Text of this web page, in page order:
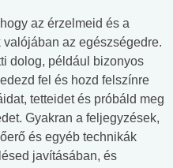
az érzelmeid és a
az egészségedre.
dolog, például bizonyos
fel és hozd felszínre
tetteidet és próbáld meg
Gyakran a feljegyzések,
és egyéb technikák
javításában, és